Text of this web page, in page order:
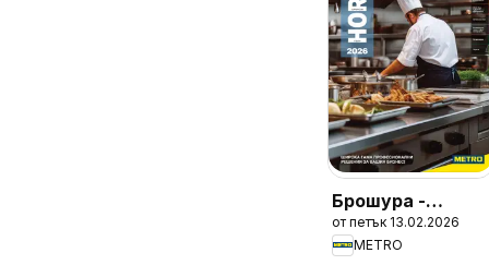
Брошура -
HoReCa решения
2026
от петък 13.02.2026
METRO